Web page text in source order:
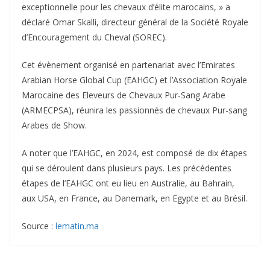
exceptionnelle pour les chevaux d’élite marocains, » a
déclaré Omar Skalli, directeur général de la Société Royale
d’Encouragement du Cheval (SOREC).
Cet évènement organisé en partenariat avec l’Emirates
Arabian Horse Global Cup (EAHGC) et l’Association Royale
Marocaine des Eleveurs de Chevaux Pur-Sang Arabe
(ARMECPSA), réunira les passionnés de chevaux Pur-sang
Arabes de Show.
A noter que l’EAHGC, en 2024, est composé de dix étapes
qui se déroulent dans plusieurs pays. Les précédentes
étapes de l’EAHGC ont eu lieu en Australie, au Bahrain,
aux USA, en France, au Danemark, en Egypte et au Brésil.
Source : lematin.ma